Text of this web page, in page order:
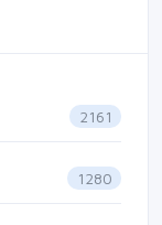
2161
1280